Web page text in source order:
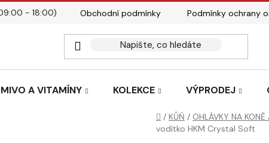
- 18:00) Obchodní podmínky Podmínky ochrany
A VITAMÍNY KOLEKCE VÝPRODEJ
Domů
/ KŮŇ / OHLÁVKY NA
vodítko HKM Crystal Soft